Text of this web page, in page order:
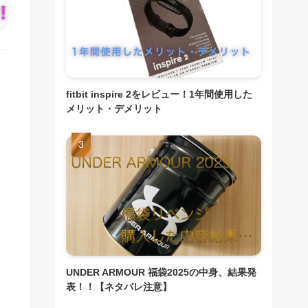
fitbit inspire 2をレビュー！1年間使用した
メリット・デメリット
UNDER ARMOUR 福袋2025の中身、結果発
表！！【ネタバレ注意】